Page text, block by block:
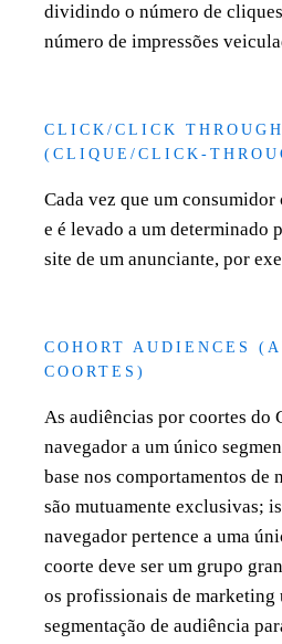
dividindo o número de
número de impressões
CLICK/CLICK THROUGH
(CLIQUE/CLICK-
Cada vez que um
e é levado a um determinado
site de um anunciante, por
COHORT AUDIENCES
COORTES)
As audiências por coortes do
navegador a um único
base nos comportamentos de
são mutuamente exclusivas;
navegador pertence a uma
coorte deve ser um grupo
os profissionais de marketing
segmentação de audiência